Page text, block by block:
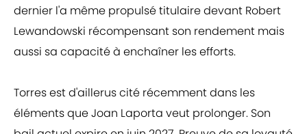
dernier l'a même propulsé titulaire devant Robert
Lewandowski récompensant son rendement mais
aussi sa capacité à enchaîner les efforts.
Torres est d'aillerus cité récemment dans les
éléments que Joan Laporta veut prolonger. Son